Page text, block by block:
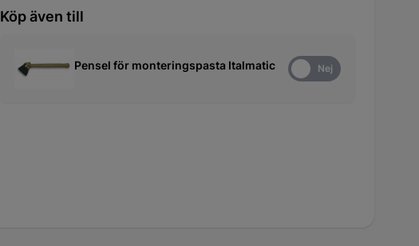
Köp även till
Pensel för monteringspasta Italmatic Nej